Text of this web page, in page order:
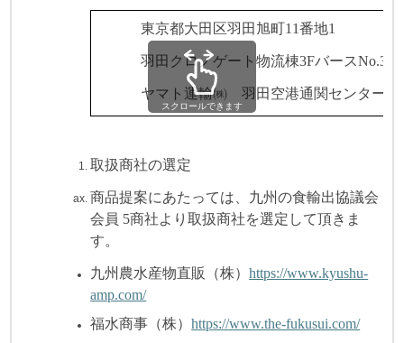
東京都大田区羽田旭町11番地1
羽田クロノゲート物流棟3FバースNo.327
ヤマト運輸㈱ 羽田空港通関センター
スクロールできます
取扱商社の選定
商品提案にあたっては、九州の食輸出協議会
会員 5商社より取扱商社を選定して頂きま
す。
九州農水産物直販（株）https://www.kyushu-
amp.com/
福水商事（株）https://www.the-fukusui.com/